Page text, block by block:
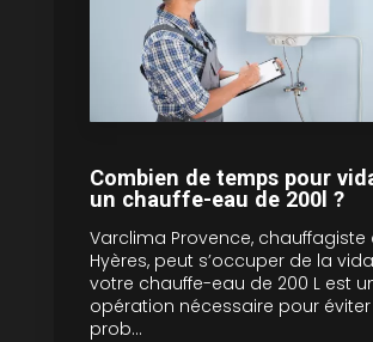
Combien de temps pour
un chauffe-eau de 200l ?
Varclima Provence, chauffagiste
Hyères, peut s’occuper de la
votre chauffe-eau de 200 L est
opération nécessaire pour éviter
prob...